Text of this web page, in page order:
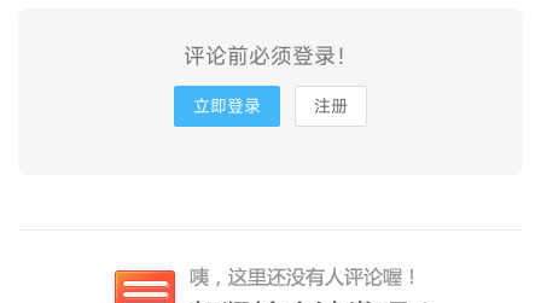
评论前必须登录！
立即登录 注册